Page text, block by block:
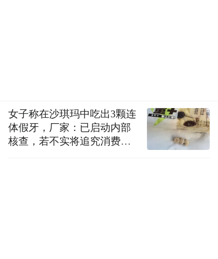
女子称在沙琪玛中吃出3颗连
体假牙，厂家：已启动内部
核查，若不实将追究消费者